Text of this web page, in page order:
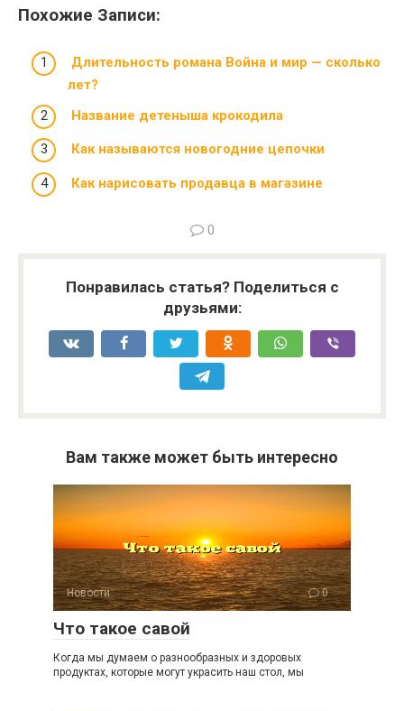
Похожие Записи:
Длительность романа Война и мир — сколько
лет?
Название детеныша крокодила
Как называются новогодние цепочки
Как нарисовать продавца в магазине
0
Понравилась статья? Поделиться с
друзьями:
Вам также может быть интересно
Новости 0
Что такое савой
Когда мы думаем о разнообразных и здоровых
продуктах, которые могут украсить наш стол, мы